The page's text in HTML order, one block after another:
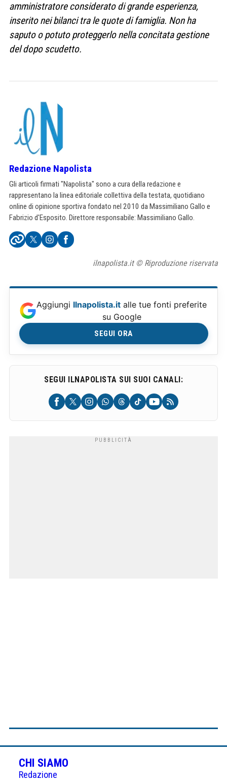
amministratore considerato di grande esperienza,
inserito nei bilanci tra le quote di famiglia. Non ha
saputo o potuto proteggerlo nella concitata gestione
del dopo scudetto.
Redazione Napolista
Gli articoli firmati "Napolista" sono a cura della redazione e
rappresentano la linea editoriale collettiva della testata, quotidiano
online di opinione sportiva fondato nel 2010 da Massimiliano Gallo e
Fabrizio d'Esposito. Direttore responsabile: Massimiliano Gallo.
ilnapolista.it © Riproduzione riservata
Aggiungi Ilnapolista.it alle tue fonti preferite
su Google
SEGUI ORA
SEGUI ILNAPOLISTA SUI SUOI CANALI:
CHI SIAMO
Redazione